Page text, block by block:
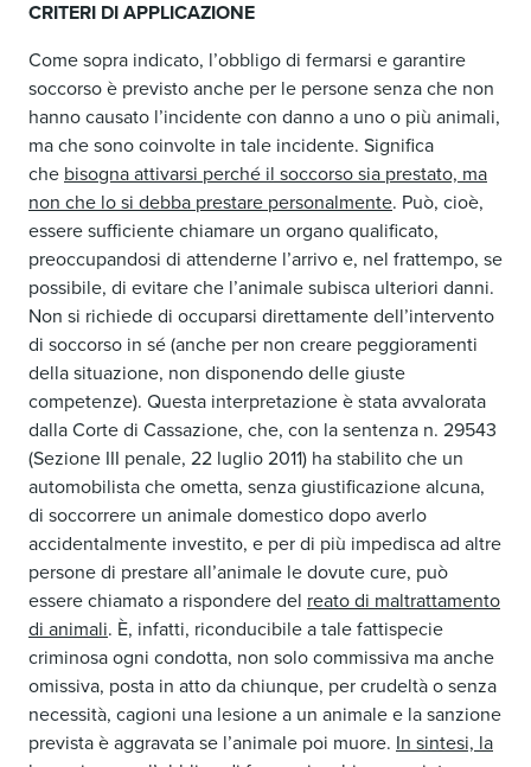
CRITERI DI APPLICAZIONE
Come sopra indicato, l’obbligo di fermarsi e garantire
soccorso è previsto anche per le persone senza che non
hanno causato l’incidente con danno a uno o più animali,
ma che sono coinvolte in tale incidente. Significa
che bisogna attivarsi perché il soccorso sia prestato, ma
non che lo si debba prestare personalmente. Può, cioè,
essere sufficiente chiamare un organo qualificato,
preoccupandosi di attenderne l’arrivo e, nel frattempo, se
possibile, di evitare che l’animale subisca ulteriori danni.
Non si richiede di occuparsi direttamente dell’intervento
di soccorso in sé (anche per non creare peggioramenti
della situazione, non disponendo delle giuste
competenze). Questa interpretazione è stata avvalorata
dalla Corte di Cassazione, che, con la sentenza n. 29543
(Sezione III penale, 22 luglio 2011) ha stabilito che un
automobilista che ometta, senza giustificazione alcuna,
di soccorrere un animale domestico dopo averlo
accidentalmente investito, e per di più impedisca ad altre
persone di prestare all’animale le dovute cure, può
essere chiamato a rispondere del reato di maltrattamento
di animali. È, infatti, riconducibile a tale fattispecie
criminosa ogni condotta, non solo commissiva ma anche
omissiva, posta in atto da chiunque, per crudeltà o senza
necessità, cagioni una lesione a un animale e la sanzione
prevista è aggravata se l’animale poi muore. In sintesi, la